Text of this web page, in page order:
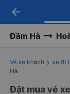
-
arrow_back
Đầm Hà
Vé xe khách xe đi
Hà
Đặt mua vé